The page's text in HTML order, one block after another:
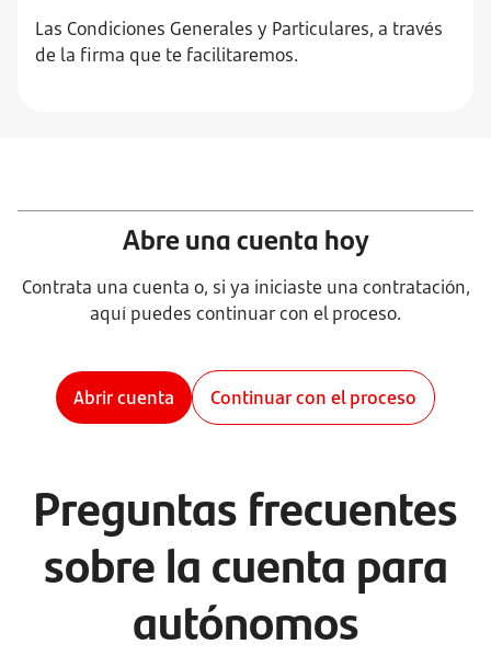
Las Condiciones Generales y Particulares, a través
de la firma que te facilitaremos.
Abre una cuenta hoy
Contrata una cuenta o, si ya iniciaste una contratación,
aquí puedes continuar con el proceso.
Abrir cuenta Continuar con el proceso
Preguntas frecuentes
sobre la cuenta para
autónomos